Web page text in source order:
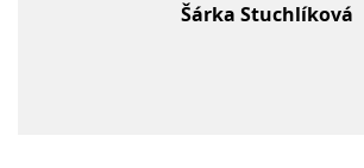
Šárka Stuchlíková